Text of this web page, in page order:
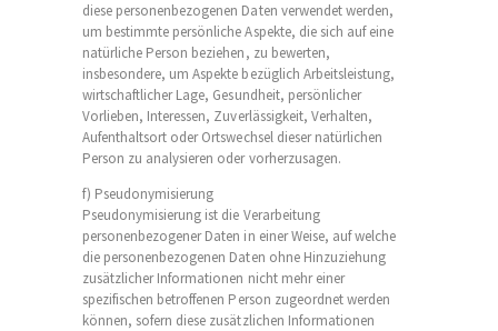
diese personenbezogenen Daten verwendet werden,
um bestimmte persönliche Aspekte, die sich auf eine
natürliche Person beziehen, zu bewerten,
insbesondere, um Aspekte bezüglich Arbeitsleistung,
wirtschaftlicher Lage, Gesundheit, persönlicher
Vorlieben, Interessen, Zuverlässigkeit, Verhalten,
Aufenthaltsort oder Ortswechsel dieser natürlichen
Person zu analysieren oder vorherzusagen.
f) Pseudonymisierung
Pseudonymisierung ist die Verarbeitung
personenbezogener Daten in einer Weise, auf welche
die personenbezogenen Daten ohne Hinzuziehung
zusätzlicher Informationen nicht mehr einer
spezifischen betroffenen Person zugeordnet werden
können, sofern diese zusätzlichen Informationen